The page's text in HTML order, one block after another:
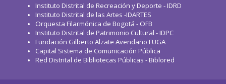
Instituto Distrital de Recreación y Deporte - IDRD
Instituto Distrital de las Artes -IDARTES
Orquesta Filarmónica de Bogotá - OFB
Instituto Distrital de Patrimonio Cultural - IDPC
Fundación Gilberto Alzate Avendaño FUGA
Capital Sistema de Comunicación Pública
Red Distrital de Bibliotecas Públicas - Biblored